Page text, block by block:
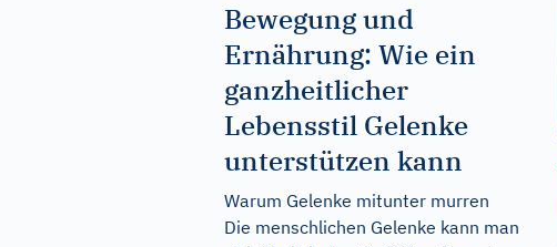
Bewegung und
Ernährung: Wie ein
ganzheitlicher
Lebensstil Gelenke
unterstützen kann
Warum Gelenke mitunter murren
Die menschlichen Gelenke kann man